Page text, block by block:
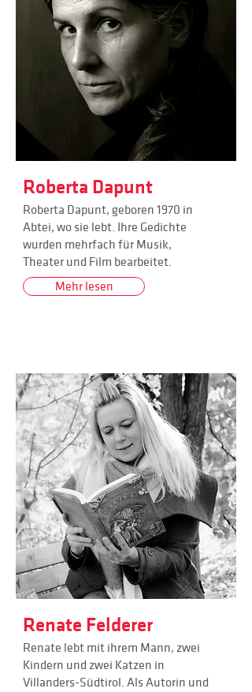
Roberta Dapunt
Roberta Dapunt, geboren 1970 in
Abtei, wo sie lebt. Ihre Gedichte
wurden mehrfach für Musik,
Theater und Film bearbeitet.
Mehr lesen
Renate Felderer
Renate lebt mit ihrem Mann, zwei
Kindern und zwei Katzen in
Villanders-Südtirol. Als Autorin und